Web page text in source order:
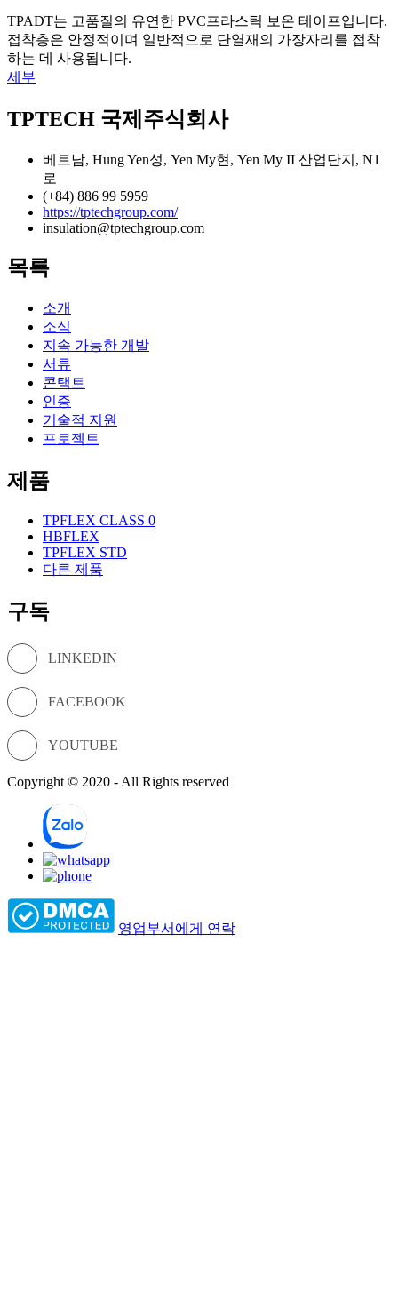
TPADT는 고품질의 유연한 PVC프라스틱 보온 테이프입니다.
접착층은 안정적이며 일반적으로 단열재의 가장자리를 접착
하는 데 사용됩니다.
세부
TPTECH 국제주식회사
베트남, Hung Yen성, Yen My현, Yen My II 산업단지, N1
로
(+84) 886 99 5959
https://tptechgroup.com/
insulation@tptechgroup.com
목록
소개
소식
지속 가능한 개발
서류
콘택트
인증
기술적 지원
프로젝트
제품
TPFLEX CLASS 0
HBFLEX
TPFLEX STD
다른 제품
구독
LINKEDIN
FACEBOOK
YOUTUBE
Copyright © 2020 - All Rights reserved
영업부서에게 연락